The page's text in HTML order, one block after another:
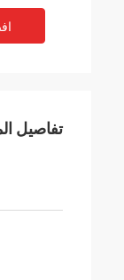
تفاصيل